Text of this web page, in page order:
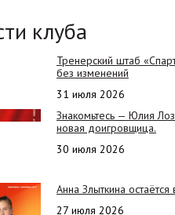
клуба
Тренерский штаб
без изменений
31 июля 2026
Знакомьтесь — Юлия
новая доигровщица.
30 июля 2026
Анна Злыткина остаётся
27 июля 2026